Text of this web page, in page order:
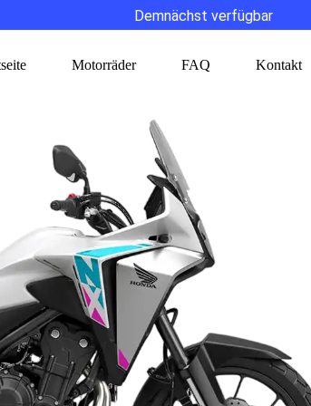
Demnächst verfügbar
Motorräder FAQ Kontakt